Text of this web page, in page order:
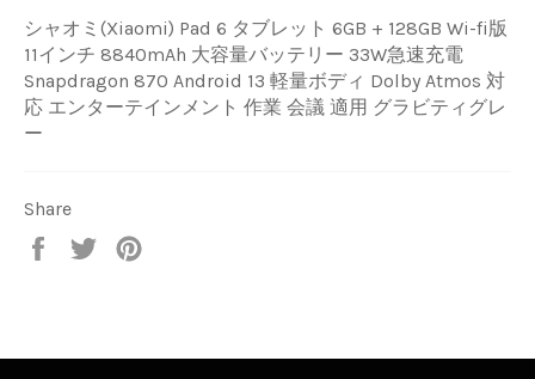
シャオミ(Xiaomi) Pad 6 タブレット 6GB + 128GB Wi-fi版
11インチ 8840mAh 大容量バッテリー 33W急速充電
Snapdragon 870 Android 13 軽量ボディ Dolby Atmos 対
応 エンターテインメント 作業 会議 適用 グラビティグレ
ー
Share
Share
Tweet